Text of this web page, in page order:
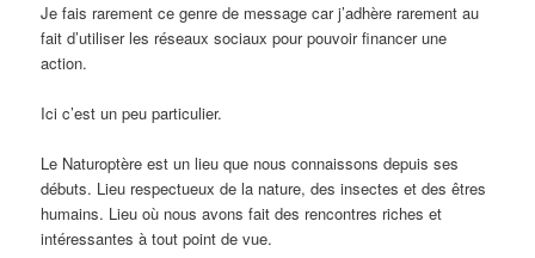
Je fais rarement ce genre de message car j’adhère rarement au
fait d’utiliser les réseaux sociaux pour pouvoir financer une
action.
Ici c’est un peu particulier.
Le Naturoptère est un lieu que nous connaissons depuis ses
débuts. Lieu respectueux de la nature, des insectes et des êtres
humains. Lieu où nous avons fait des rencontres riches et
intéressantes à tout point de vue.